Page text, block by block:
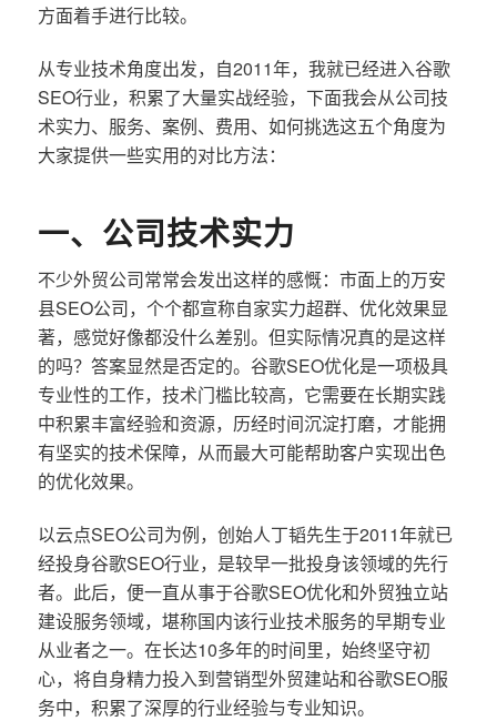
方面着手进行比较。
从专业技术角度出发，自2011年，我就已经进入谷歌
SEO行业，积累了大量实战经验，下面我会从公司技
术实力、服务、案例、费用、如何挑选这五个角度为
大家提供一些实用的对比方法：
一、公司技术实力
不少外贸公司常常会发出这样的感慨：市面上的万安
县SEO公司，个个都宣称自家实力超群、优化效果显
著，感觉好像都没什么差别。但实际情况真的是这样
的吗？答案显然是否定的。谷歌SEO优化是一项极具
专业性的工作，技术门槛比较高，它需要在长期实践
中积累丰富经验和资源，历经时间沉淀打磨，才能拥
有坚实的技术保障，从而最大可能帮助客户实现出色
的优化效果。
以云点SEO公司为例，创始人丁韬先生于2011年就已
经投身谷歌SEO行业，是较早一批投身该领域的先行
者。此后，便一直从事于谷歌SEO优化和外贸独立站
建设服务领域，堪称国内该行业技术服务的早期专业
从业者之一。在长达10多年的时间里，始终坚守初
心，将自身精力投入到营销型外贸建站和谷歌SEO服
务中，积累了深厚的行业经验与专业知识。